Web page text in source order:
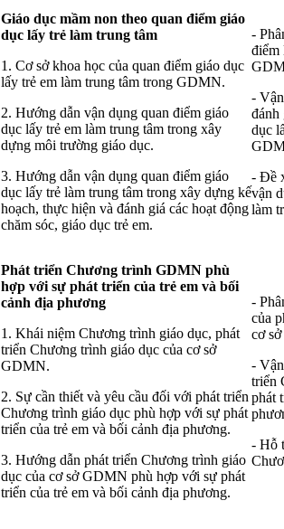
Giáo dục mầm non theo quan điểm giáo
dục lấy trẻ làm trung tâm
1. Cơ sở khoa học của quan điểm giáo dục
lấy trẻ em làm trung tâm trong GDMN.
2. Hướng dẫn vận dụng quan điểm giáo
dục lấy trẻ em làm trung tâm trong xây
dựng môi trường giáo dục.
3. Hướng dẫn vận dụng quan điểm giáo
dục lấy trẻ làm trung tâm trong xây dựng kế
hoạch, thực hiện và đánh giá các hoạt động
chăm sóc, giáo dục trẻ em.
-
điểm
-
đánh
dục
- Đề
vận
làm
Phát triển Chương trình GDMN phù
hợp với sự phát triển của trẻ em và bối
cảnh địa phương
1. Khái niệm Chương trình giáo dục, phát
triển Chương trình giáo dục của cơ sở
GDMN.
2. Sự cần thiết và yêu cầu đối với phát triển
Chương trình giáo dục phù hợp với sự phát
triển của trẻ em và bối cảnh địa phương.
3. Hướng dẫn phát triển Chương trình giáo
dục của cơ sở GDMN phù hợp với sự phát
triển của trẻ em và bối cảnh địa phương.
-
của
cơ
-
triển
phát
- Hỗ